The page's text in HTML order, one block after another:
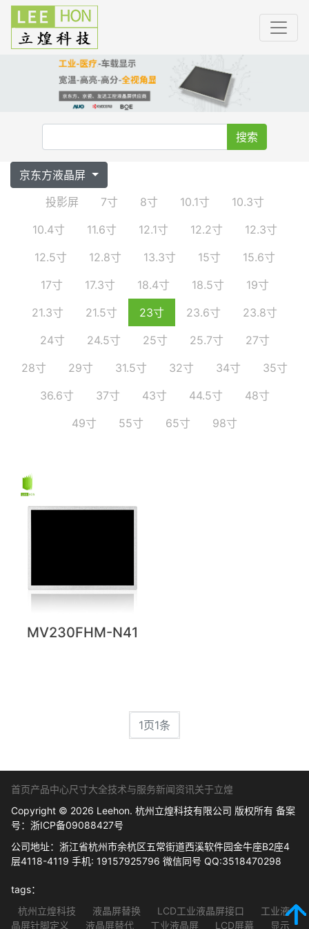
搜索
京东方液晶屏
投影屏
7寸 8寸 10.1寸
10.3寸
10.4寸
11.6寸 12.1寸 12.2寸
12.3寸
12.5寸
12.8寸 13.3寸 15寸
15.6寸
17寸
17.3寸 18.4寸 18.5寸
19寸
21.3寸
21.5寸 23寸 23.6寸
23.8寸
24寸
24.5寸 25寸 25.7寸
27寸
28寸
29寸 31.5寸 32寸 34寸
35寸
36.6寸
37寸 43寸 44.5寸
48寸
49寸
55寸 65寸 98寸
MV230FHM-N41
1页1条
首页产品中心尺寸大全技术与服务新闻资讯关于立煌
Copyright © 2026 Leehon. 杭州立煌科技有限公司 版权所有 备案
号： 浙ICP备09088427号
公司地址：浙江省杭州市余杭区五常街道西溪软件园金牛座B2座4
层4118-4119 手机: 19157925796 微信同号 QQ:3518470298
tags：
杭州立煌科技
液晶屏替换 LCD工业液晶屏接口
工业液
晶屏针脚定义
液晶屏替代 工业液晶屏 LCD屏幕 显示